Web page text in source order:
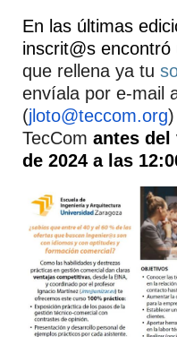
En las últimas
inscrit@s
que rellena ya tu
envíala por e-mail
(jloto@teccom.org
TecCom antes del
de 2024 a las